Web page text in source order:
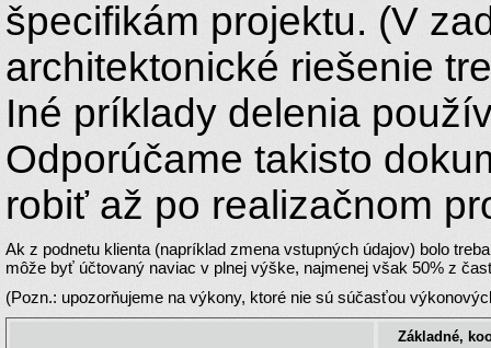
špecifikám projektu. (V
architektonické riešenie
Iné príklady delenia
Odporúčame takisto
robiť až po realizačnom
Ak z podnetu klienta (napríklad zmena vstupných údajov) bolo treba projekt
môže byť účtovaný naviac v plnej výške, najmenej však 50% z
(Pozn.: upozorňujeme na výkony, ktoré nie sú súčasťou
Základné,